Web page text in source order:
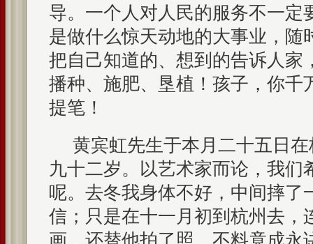
导。一个人对人民的服务不一定
是做什么惊天动地的大事业，随
把自己知道的、想到的告诉人家
播种、施肥、垦植！孩子，你千
提笔！
黄宾虹先生于本月二十五日
九十二岁。以艺术家而论，我们
呢。去冬我身体不好，中间摔了
信；只是在十一月初到杭州去，
画，还替他拍了照，不料竟成永